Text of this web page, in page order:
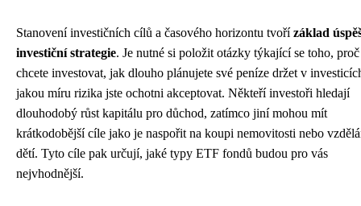
Stanovení investičních cílů a časového horizontu tvořízáklad
investiční strategie. Je nutné si položit otázky týkající se toho, proč
chcete investovat, jak dlouho plánujete své peníze držet v
jakou míru rizika jste ochotni akceptovat. Někteří investoři hledají
dlouhodobý růst kapitálu pro důchod, zatímco jiní mohou mít
krátkodobější cíle jako je naspořit na koupi nemovitosti nebo
dětí. Tyto cíle pak určují, jaké typy ETF fondů budou pro vás
nejvhodnější.